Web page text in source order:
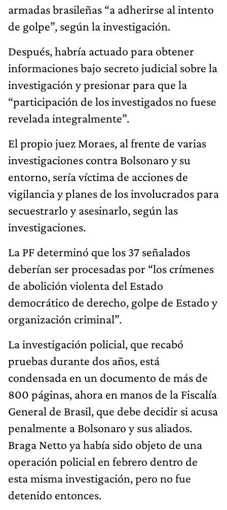
armadas brasileñas “a adherirse al intento
de golpe”, según la investigación.
Después, habría actuado para obtener
informaciones bajo secreto judicial sobre la
investigación y presionar para que la
“participación de los investigados no fuese
revelada integralmente”.
El propio juez Moraes, al frente de varias
investigaciones contra Bolsonaro y su
entorno, sería víctima de acciones de
vigilancia y planes de los involucrados para
secuestrarlo y asesinarlo, según las
investigaciones.
La PF determinó que los 37 señalados
deberían ser procesadas por “los crímenes
de abolición violenta del Estado
democrático de derecho, golpe de Estado y
organización criminal”.
La investigación policial, que recabó
pruebas durante dos años, está
condensada en un documento de más de
800 páginas, ahora en manos de la Fiscalía
General de Brasil, que debe decidir si acusa
penalmente a Bolsonaro y sus aliados.
Braga Netto ya había sido objeto de una
operación policial en febrero dentro de
esta misma investigación, pero no fue
detenido entonces.